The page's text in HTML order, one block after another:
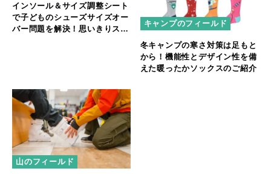
インソール＆サイズ調整シート
で子どものシューズサイズオー
バー問題を解決！思いきりスポ
キャンプのフィールド
冬キャンプの寒さ対策は足もと
から！機能性とデザイン性を備
えた暖ったかソックスのご紹介
山のフィールド